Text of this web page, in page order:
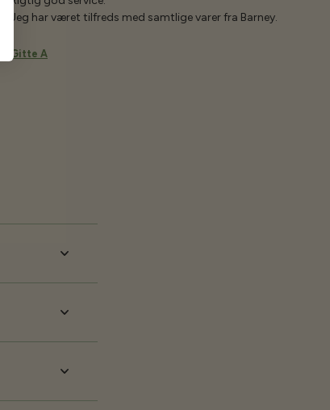
Jeg har været tilfreds med samtlige varer fra Barney.
Gitte A